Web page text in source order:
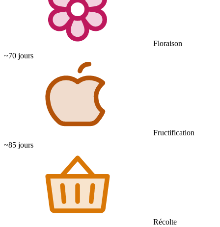
Floraison
~70 jours
Fructification
~85 jours
Récolte